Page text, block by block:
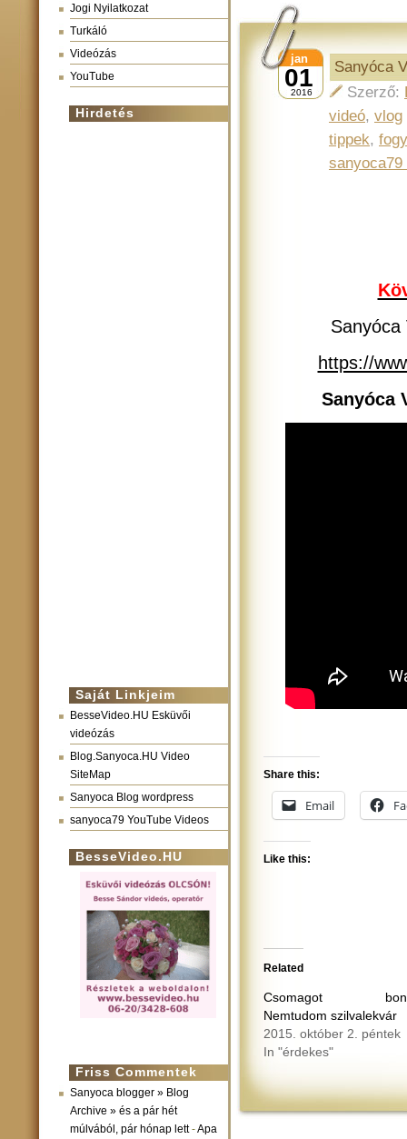
Jogi Nyilatkozat
Turkáló
Videózás
YouTube
Hirdetés
Saját Linkjeim
BesseVideo.HU Esküvői
videózás
Blog.Sanyoca.HU Video
SiteMap
Sanyoca Blog wordpress
sanyoca79 YouTube Videos
BesseVideo.HU
Friss Commentek
Sanyoca blogger » Blog
Archive » és a pár hét
múlvából, pár hónap lett-Apa
01
jan
2016
Sanyóca
Szerző:
videó, vlog
tippek,
sanyoca79
Sanyóca
https://
Sanyóca
Share this:
Email
Like this:
Related
Csomagot
Nemtudom szilvalekvár
2015. október 2. péntek
In "érdekes"